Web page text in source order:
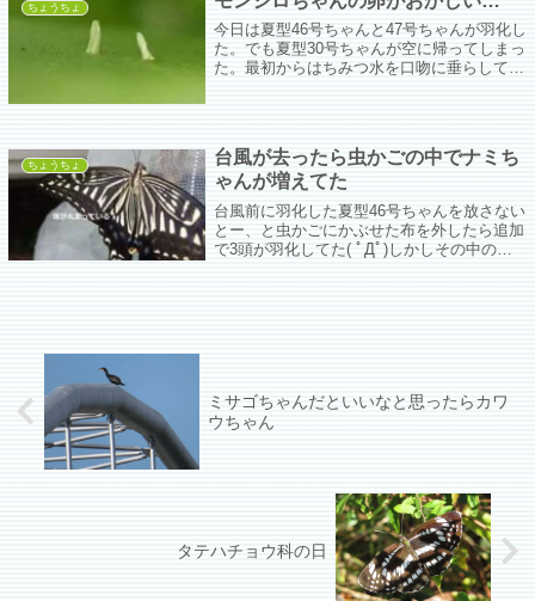
ちょうちょ
今日は夏型46号ちゃんと47号ちゃんが羽化し
た。でも夏型30号ちゃんが空に帰ってしまっ
た。最初からはちみつ水を口吻に垂らしても
ちょうちょ
台風が去ったら虫かごの中でナミち
ゃんが増えてた
台風前に羽化した夏型46号ちゃんを放さない
とー、と虫かごにかぶせた布を外したら追加
で3頭が羽化してた( ﾟДﾟ)しかしその中の一
ミサゴちゃんだといいなと思ったらカワ
ウちゃん
タテハチョウ科の日